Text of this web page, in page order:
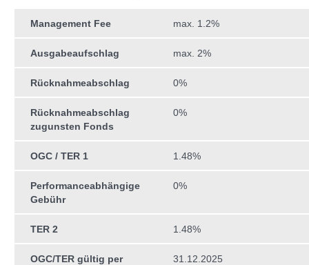
Management Fee max. 1.2%
Ausgabeaufschlag max. 2%
Rücknahmeabschlag 0%
Rücknahmeabschlag
zugunsten Fonds
0%
OGC / TER 1 1.48%
Performanceabhängige
Gebühr
0%
TER 2 1.48%
OGC/TER gültig per 31.12.2025